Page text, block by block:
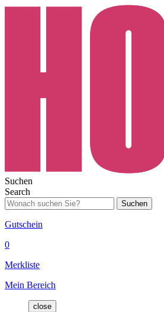
Suchen
Search
Suchen
Gutschein
0
Merkliste
Mein Bereich
close